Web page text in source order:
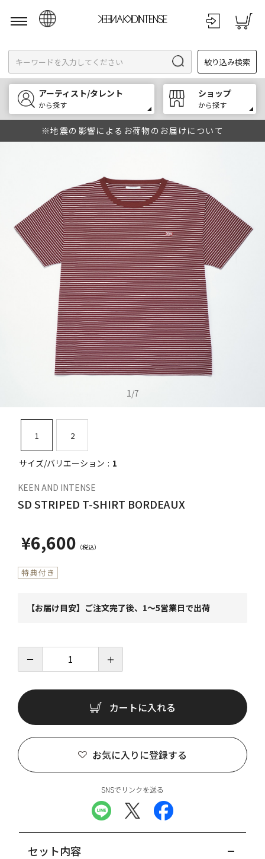
English
한국어
中文
絞り込み検索
アーティスト/タレント
から探す
ショップ
から探す
※地震の影響によるお荷物のお届けについて
1/7
1 2
サイズ/バリエーション 1
KEEN AND INTENSE
SD STRIPED T-SHIRT BORDEAUX
¥6,600
【お届け目安】ご注文完了後、1～5営業日で出荷
－ ＋
カートに入れる
お気に入りに登録する
SNSでリンクを送る
セット内容